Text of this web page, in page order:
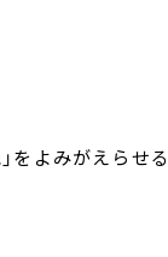
をよみがえらせる